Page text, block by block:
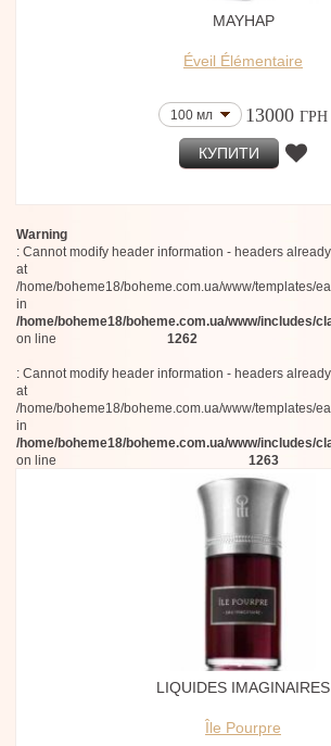
Bottega Veneta
Grace de Monaco
Kingdom Scotland
Aphorismes by Dominique Ropion
Fendi
House of Fanatics
Chambre52
BLNDRGRPHY
NEYDO
Michela Mezzetti Parfums
MOH
MAYHAP
Éveil Élémentaire
100 мл 13000 ГРН
КУПИТИ
Warning
: Cannot modify header information - headers
at
/home/boheme18/boheme.com.ua/www/templates/
in
/home/boheme18/boheme.com.ua/www/includes/
on line
1262
: Cannot modify header information - headers
at
/home/boheme18/boheme.com.ua/www/templates/
in
/home/boheme18/boheme.com.ua/www/includes/
on line
1263
LIQUIDES IMAGINAIRES
Île Pourpre